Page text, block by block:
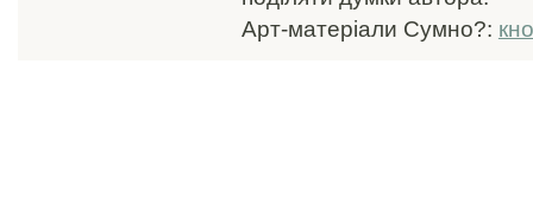
Арт-матеріали Сумно?: